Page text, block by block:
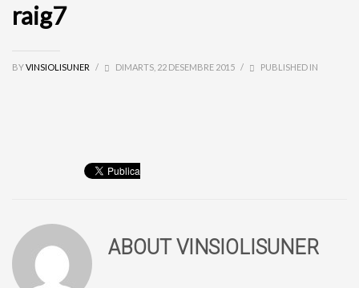
raig7
BYVINSIOLISUNER / DIMARTS, 22 DESEMBRE 2015 / PUBLISHED IN
ABOUTVINSIOLISUNER